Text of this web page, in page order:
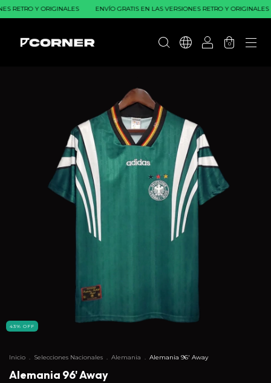
RETRO Y ORIGINALES ENVÍO GRATIS EN LAS VERSIONES RETRO Y ORIGINALES
0
43% OFF
Inicio . Selecciones Nacionales . Alemania . Alemania 96' Away
Alemania 96' Away